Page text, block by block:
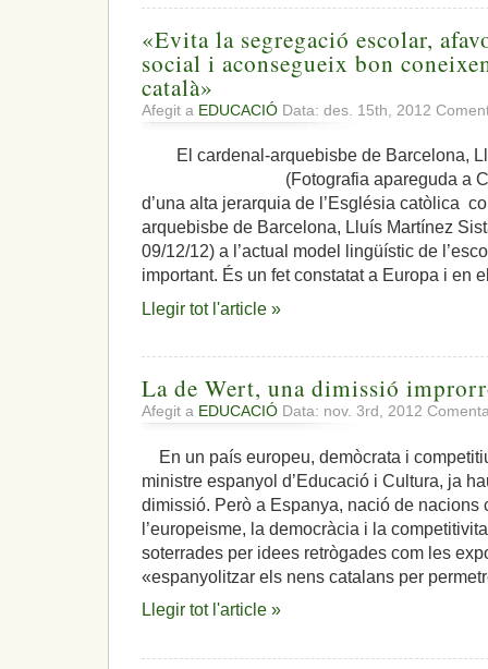
«Evita la segregació escolar,
social i aconsegueix bon
català»
Afegit a EDUCACIÓ Data: des. 15th, 2012
El cardenal-arquebisbe de Barcelona,
(Fotografia apareguda a
d’una alta jerarquia de l’Església catòlica
arquebisbe de Barcelona, Lluís Martínez
09/12/12) a l’actual model lingüístic de
important. És un fet constatat a Europa i en
Llegir tot l'article »
La de Wert, una dimissió
Afegit a EDUCACIÓ Data: nov. 3rd, 2012
En un país europeu, demòcrata i
ministre espanyol d’Educació i Cultura, ja
dimissió. Però a Espanya, nació de nacions
l’europeisme, la democràcia i la
soterrades per idees retrògades com les
«espanyolitzar els nens catalans per
Llegir tot l'article »